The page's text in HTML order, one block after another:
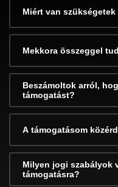
Miért van
Mekkora összeggel
Beszámoltok arról,
támogatást?
A támogatásom
Milyen jogi szabályok
támogatásra?